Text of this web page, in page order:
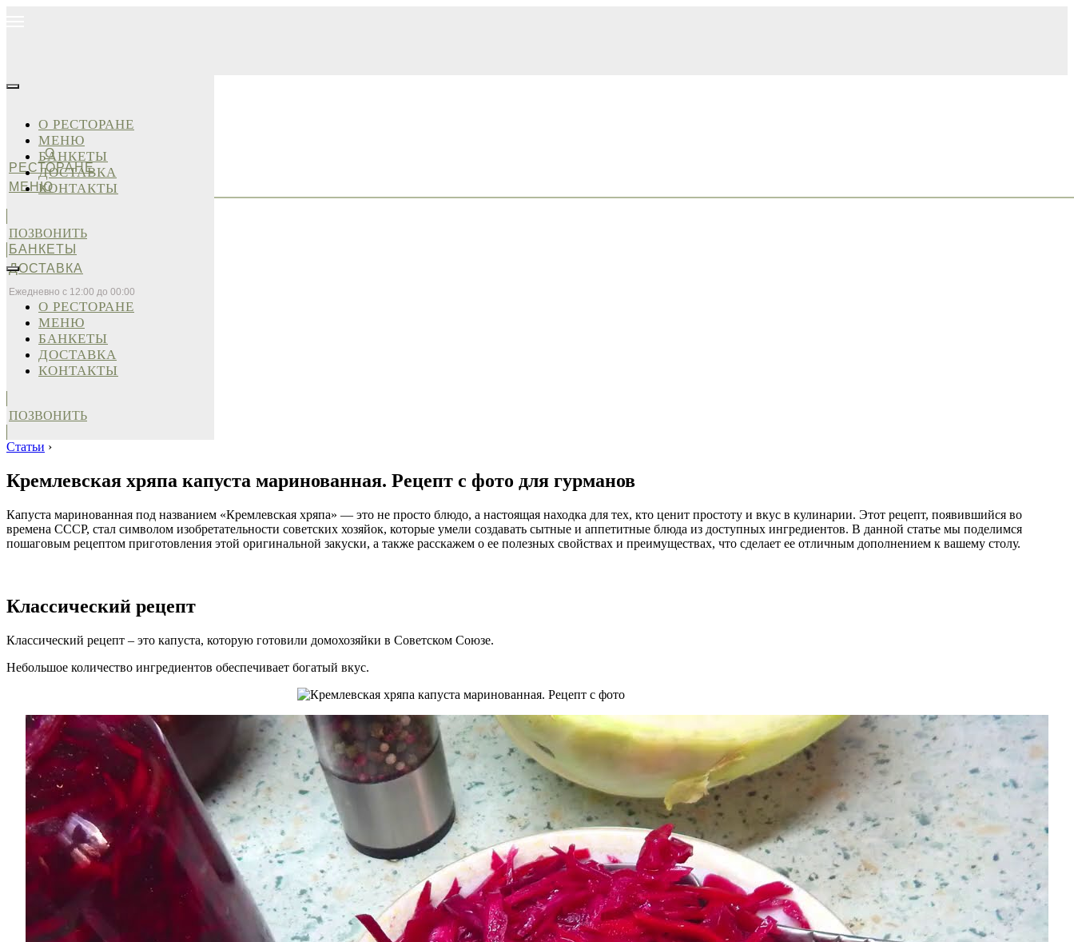
О
РЕСТОРАНЕ
МЕНЮ
БАНКЕТЫ
ДОСТАВКА
Ежедневно с 12:00 до 00:00
О РЕСТОРАНЕ
МЕНЮ
БАНКЕТЫ
ДОСТАВКА
КОНТАКТЫ
ПОЗВОНИТЬ
О РЕСТОРАНЕ
МЕНЮ
БАНКЕТЫ
ДОСТАВКА
КОНТАКТЫ
ПОЗВОНИТЬ
Статьи ›
Кремлевская хряпа капуста маринованная. Рецепт с фото для гурманов
Капуста маринованная под названием «Кремлевская хряпа» — это не просто блюдо, а настоящая находка для тех, кто ценит простоту и вкус в кулинарии. Этот рецепт, появившийся во
времена СССР, стал символом изобретательности советских хозяйок, которые умели создавать сытные и аппетитные блюда из доступных ингредиентов. В данной статье мы поделимся
пошаговым рецептом приготовления этой оригинальной закуски, а также расскажем о ее полезных свойствах и преимуществах, что сделает ее отличным дополнением к вашему столу.
Классический рецепт
Классический рецепт – это капуста, которую готовили домохозяйки в Советском Союзе.
Небольшое количество ингредиентов обеспечивает богатый вкус.